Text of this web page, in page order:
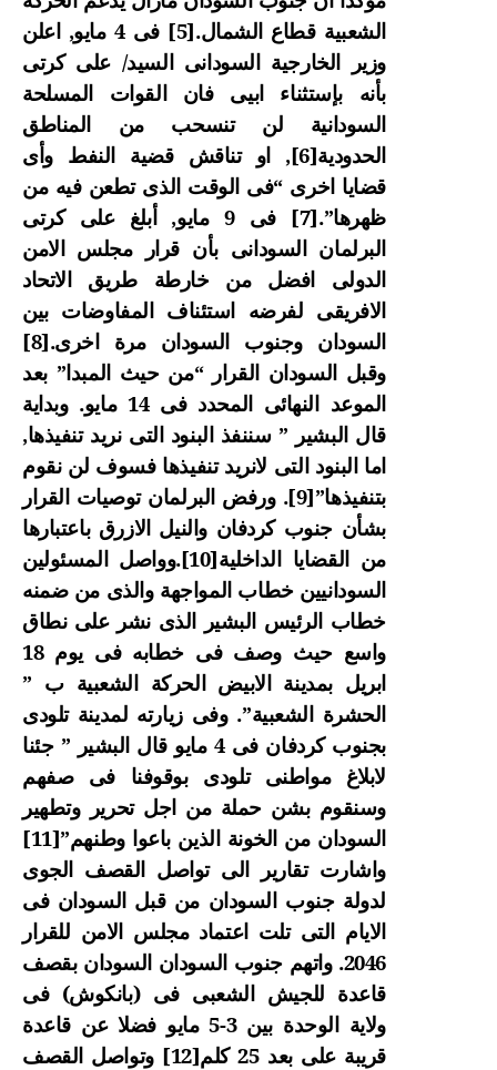
الشعبية قطاع الشمال.[5]
فى 4 مايو, اعلن
وزير الخارجية السودانى السيد/ على كرتى
بأنه بإستثناء ابيى فان القوات المسلحة
السودانية لن تنسحب من المناطق
الحدودية[6]
, او تناقش قضية النفط وأى
قضايا اخرى “فى الوقت الذى تطعن فيه من
ظهرها”.[7]
فى 9 مايو, أبلغ على كرتى
البرلمان السودانى بأن قرار مجلس الامن
الدولى افضل من خارطة طريق الاتحاد
الافريقى لفرضه استئناف المفاوضات بين
السودان وجنوب السودان مرة اخرى.[8]
وقبل السودان القرار “من حيث المبدا” بعد
الموعد النهائى المحدد فى 14 مايو. وبداية
قال البشير ” سننفذ البنود التى نريد تنفيذها,
اما البنود التى لانريد تنفيذها فسوف لن نقوم
بتنفيذها”[9]
. ورفض البرلمان توصيات القرار
بشأن جنوب كردفان والنيل الازرق باعتبارها
من القضايا الداخلية[10]
.وواصل المسئولين
السودانيين خطاب المواجهة والذى من ضمنه
خطاب الرئيس البشير الذى نشر على نطاق
واسع حيث
وصف فى خطابه فى يوم 18
ابريل بمدينة الابيض الحركة الشعبية ب ”
الحشرة الشعبية”. وفى زيارته لمدينة تلودى
بجنوب كردفان فى 4 مايو قال البشير ” جئنا
لابلاغ مواطنى تلودى بوقوفنا فى صفهم
وسنقوم بشن حملة من اجل تحرير وتطهير
السودان من الخونة الذين باعوا وطنهم”[11]
واشارت تقارير الى تواصل القصف الجوى
لدولة جنوب السودان من قبل السودان فى
الايام التى تلت اعتماد مجلس الامن للقرار
2046. واتهم جنوب السودان السودان بقصف
قاعدة للجيش الشعبى فى (بانكوش) فى
ولاية الوحدة بين 3-5 مايو فضلا عن قاعدة
قريبة على بعد 25 كلم
[12]
وتواصل القصف